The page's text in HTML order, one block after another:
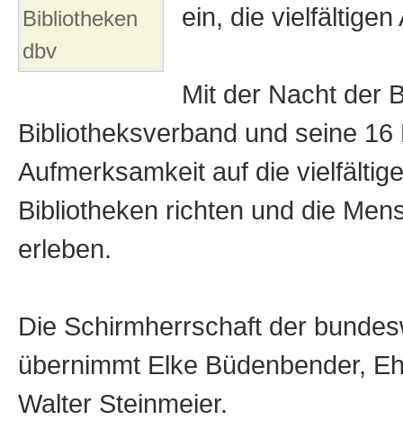
Bibliotheken
dbv
ein, die
Mit der Nacht der
Bibliotheksverband und seine
Aufmerksamkeit auf die
Bibliotheken richten und die
erleben.
Die Schirmherrschaft der
übernimmt Elke Büdenbender,
Walter Steinmeier.